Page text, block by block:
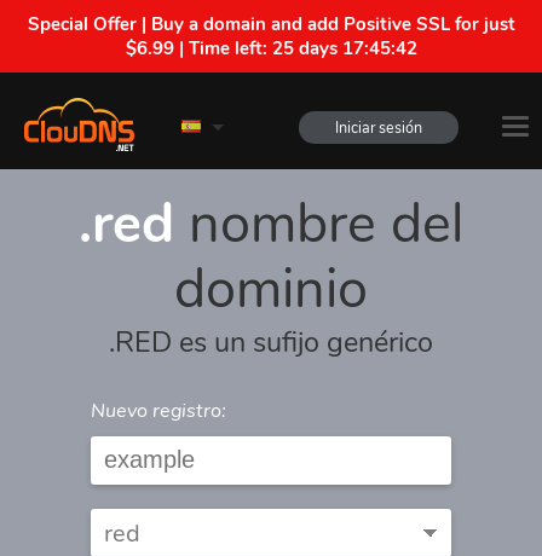
Special Offer | Buy a domain and add Positive SSL for just
$6.99 | Time left: 25 days 17:45:42
Iniciar sesión
.red nombre del
dominio
.RED es un sufijo genérico
Nuevo registro: